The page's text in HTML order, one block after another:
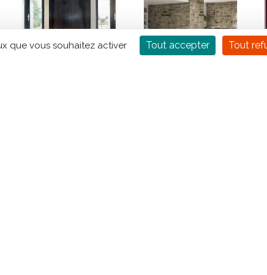
que vous souhaitez activer Tout accepter Tout